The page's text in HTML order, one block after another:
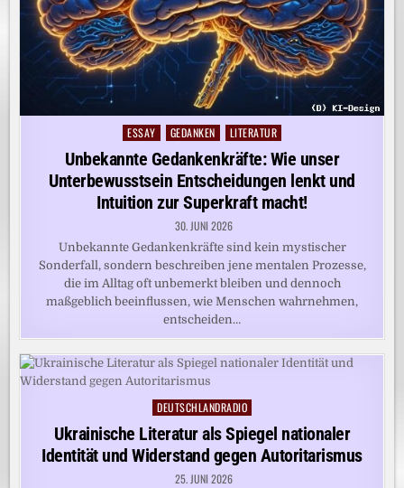
Posted
ESSAY GEDANKEN LITERATUR
Unbekannte Gedankenkräfte: Wie unser
Unterbewusstsein Entscheidungen lenkt und
Intuition zur Superkraft macht!
30. JUNI 2026
Unbekannte Gedankenkräfte sind kein mystischer
Sonderfall, sondern beschreiben jene mentalen Prozesse,
die im Alltag oft unbemerkt bleiben und dennoch
maßgeblich beeinflussen, wie Menschen wahrnehmen,
entscheiden…
Posted
in
DEUTSCHLANDRADIO
Ukrainische Literatur als Spiegel nationaler
Identität und Widerstand gegen Autoritarismus
25. JUNI 2026